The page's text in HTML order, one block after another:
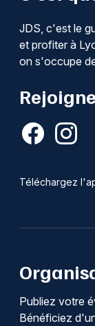
JDS, c'est le
et profiter à
on s'occupe
Téléchargez
Publiez votre
Bénéficiez